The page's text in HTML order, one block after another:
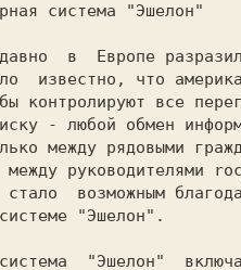
система "Эшелон"
известно, что
контролируют все
- любой обмен
между рядовыми
руководителями
возможным
системе